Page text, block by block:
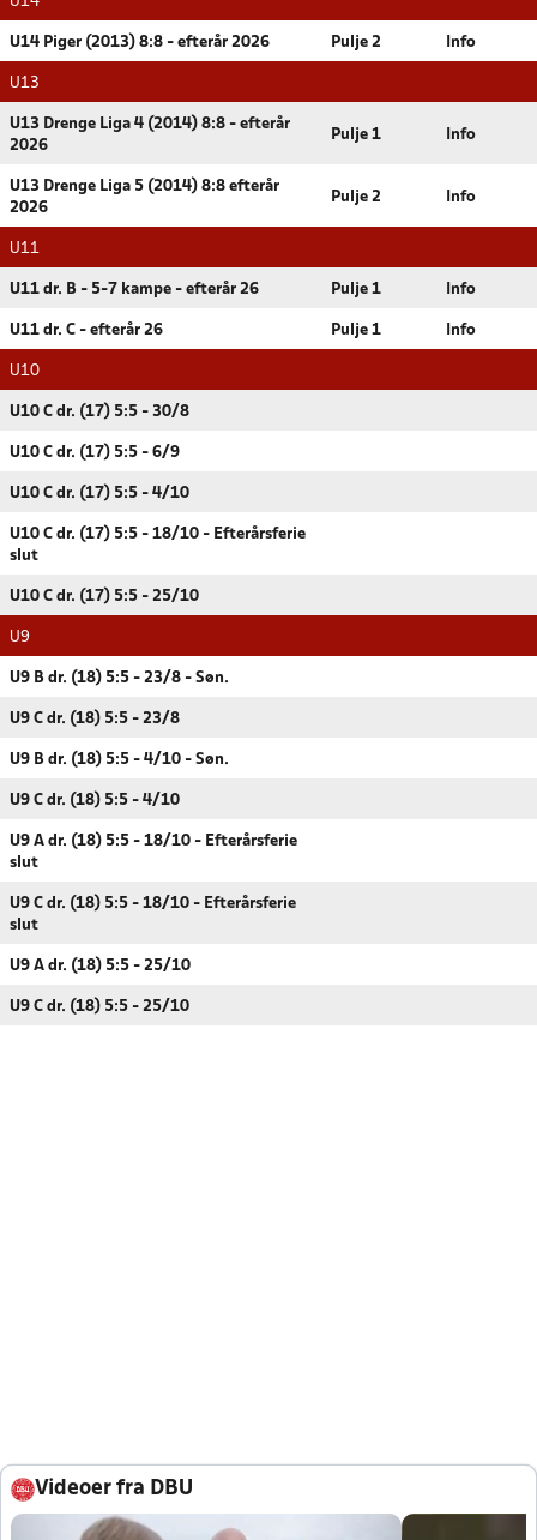
U14 Piger (2013) 8:8 - efterår 2026 Pulje 2 Info
U13
U13 Drenge Liga 4 (2014) 8:8 - efterår
2026
Pulje 1 Info
U13 Drenge Liga 5 (2014) 8:8 efterår
2026
Pulje 2 Info
U11
U11 dr. B - 5-7 kampe - efterår 26 Pulje 1 Info
U11 dr. C - efterår 26 Pulje 1 Info
U10
U10 C dr. (17) 5:5 - 30/8
U10 C dr. (17) 5:5 - 6/9
U10 C dr. (17) 5:5 - 4/10
U10 C dr. (17) 5:5 - 18/10 - Efterårsferie
slut
U10 C dr. (17) 5:5 - 25/10
U9
U9 B dr. (18) 5:5 - 23/8 - Søn.
U9 C dr. (18) 5:5 - 23/8
U9 B dr. (18) 5:5 - 4/10 - Søn.
U9 C dr. (18) 5:5 - 4/10
U9 A dr. (18) 5:5 - 18/10 - Efterårsferie
slut
U9 C dr. (18) 5:5 - 18/10 - Efterårsferie
slut
U9 A dr. (18) 5:5 - 25/10
U9 C dr. (18) 5:5 - 25/10
Videoer fra DBU